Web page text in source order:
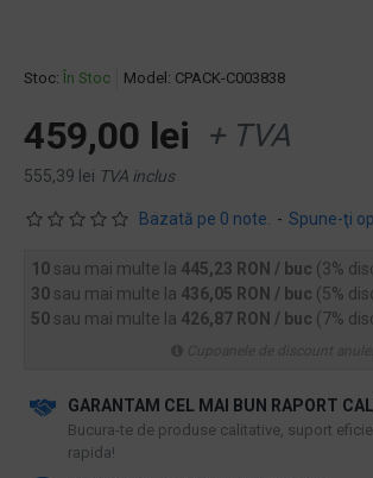
Stoc: În Stoc Model: CPACK-C003838
Bazată pe 0 note. - Spune-ţi
459,00 lei + TVA
555,39 lei TVA inclus
10 sau mai multe la 445,23 RON / buc (3%
30 sau mai multe la 436,05 RON / buc (5%
50 sau mai multe la 426,87 RON / buc (7%
GARANTAM CEL MAI BUN RAPORT
​Bucura-te de produse calitative, suport
rapida!